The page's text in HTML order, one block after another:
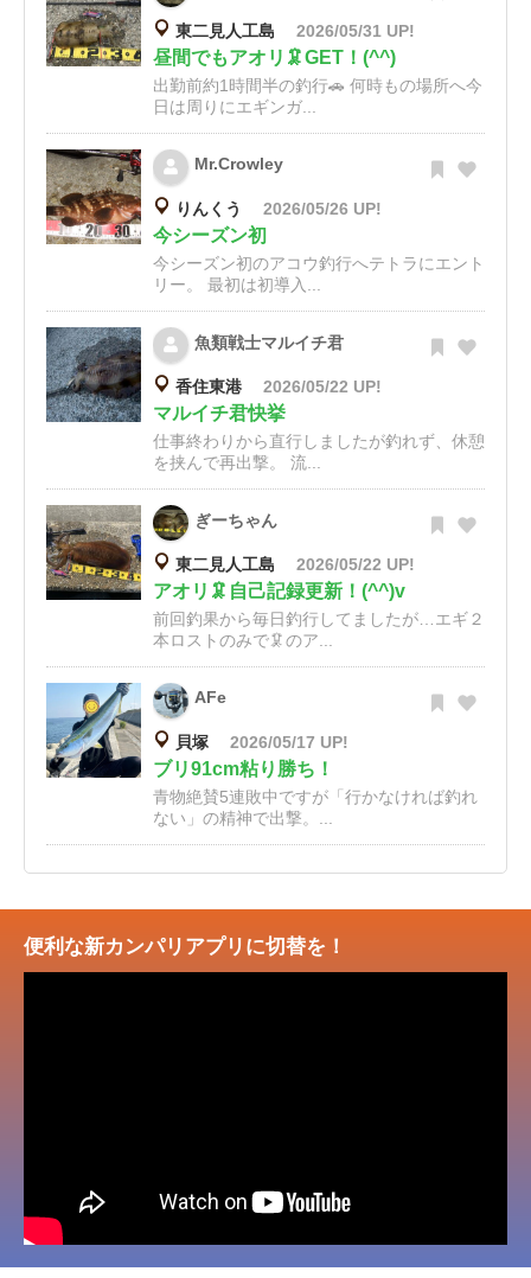
東二見人工島 2026/05/31 UP!
昼間でもアオリ🦑GET！(^^)
出勤前約1時間半の釣行🚗 何時もの場所へ今
日は周りにエギンガ...
Mr.Crowley
りんくう 2026/05/26 UP!
今シーズン初
今シーズン初のアコウ釣行へテトラにエント
リー。 最初は初導入...
魚類戦士マルイチ君
香住東港 2026/05/22 UP!
マルイチ君快挙
仕事終わりから直行しましたが釣れず、休憩
を挟んで再出撃。 流...
ぎーちゃん
東二見人工島 2026/05/22 UP!
アオリ🦑自己記録更新！(^^)v
前回釣果から毎日釣行してましたが…エギ２
本ロストのみで🦑のア...
AFe
貝塚 2026/05/17 UP!
ブリ91cm粘り勝ち！
青物絶賛5連敗中ですが「行かなければ釣れ
ない」の精神で出撃。...
便利な新カンパリアプリに切替を！